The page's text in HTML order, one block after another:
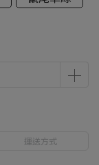
運送方式